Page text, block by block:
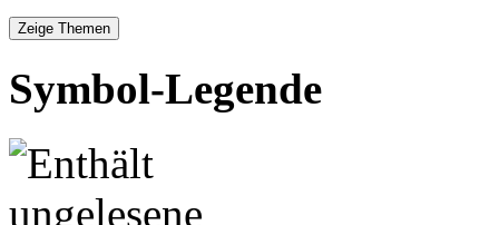
Symbol-Legende